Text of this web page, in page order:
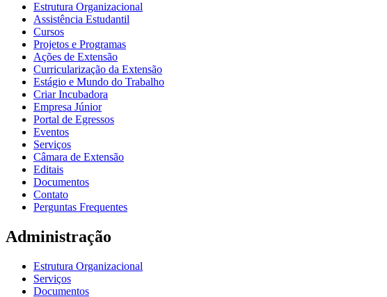
Estrutura Organizacional
Assistência Estudantil
Cursos
Projetos e Programas
Ações de Extensão
Curricularização da Extensão
Estágio e Mundo do Trabalho
Criar Incubadora
Empresa Júnior
Portal de Egressos
Eventos
Serviços
Câmara de Extensão
Editais
Documentos
Contato
Perguntas Frequentes
Administração
Estrutura Organizacional
Serviços
Documentos